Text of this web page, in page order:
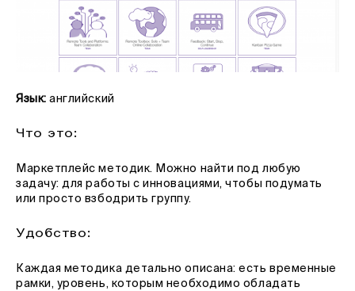
Язык: английский
Что это:
Маркетплейс методик. Можно найти под любую
задачу: для работы с инновациями, чтобы подумать
или просто взбодрить группу.
Удобство:
Каждая методика детально описана: есть временные
рамки, уровень, которым необходимо обладать